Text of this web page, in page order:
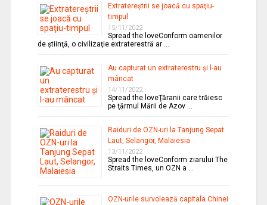
Extratereştrii se joacă cu spaţiu-
timpul
15/11/2022
Spread the loveConform oamenilor
de ştiinţă, o civilizaţie extraterestră ar …
Au capturat un extraterestru şi l-au
mâncat
14/11/2022
Spread the loveŢăranii care trăiesc
pe ţărmul Mării de Azov …
Raiduri de OZN-uri la Tanjung Sepat
Laut, Selangor, Malaiesia
13/11/2022
Spread the loveConform ziarului The
Straits Times, un OZN a …
OZN-urile survolează capitala Chinei